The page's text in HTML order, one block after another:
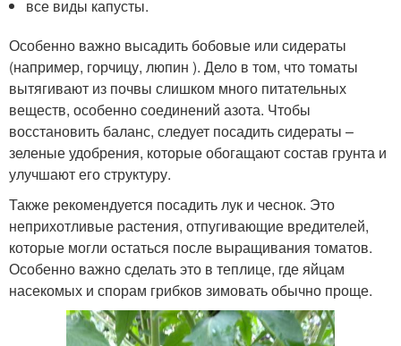
все виды капусты.
Особенно важно высадить бобовые или сидераты
(например, горчицу, люпин ). Дело в том, что томаты
вытягивают из почвы слишком много питательных
веществ, особенно соединений азота. Чтобы
восстановить баланс, следует посадить сидераты –
зеленые удобрения, которые обогащают состав грунта и
улучшают его структуру.
Также рекомендуется посадить лук и чеснок. Это
неприхотливые растения, отпугивающие вредителей,
которые могли остаться после выращивания томатов.
Особенно важно сделать это в теплице, где яйцам
насекомых и спорам грибков зимовать обычно проще.